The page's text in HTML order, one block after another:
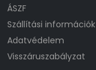
ÁSZF
Szállítási információk
Adatvédelem
Visszáruszabályzat